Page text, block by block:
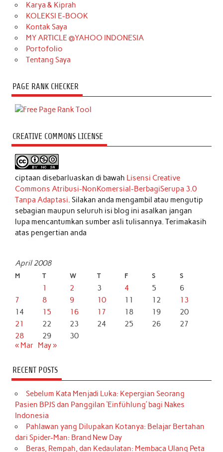
Karya & Kiprah
KOLEKSI E-BOOK
Kontak Saya
MY ARTICLE @YAHOO INDONESIA
Portofolio
Tentang Saya
PAGE RANK CHECKER
CREATIVE COMMONS LICENSE
ciptaan disebarluaskan di bawah Lisensi Creative
Commons Atribusi-NonKomersial-BerbagiSerupa 3.0
Tanpa Adaptasi. Silakan anda mengambil atau mengutip
sebagian maupun seluruh isi blog ini asalkan jangan
lupa mencantumkan sumber asli tulisannya. Terimakasih
atas pengertian anda
April 2008
M T W T F S S
1 2 3 4 5
6
7
8 9 10 11 12
13
14
15 16 17 18 19
20
21
22 23 24 25 26
27
28
29
30
« Mar May »
RECENT POSTS
Sebelum Kata Menjadi Luka: Kepergian Seorang
Pasien BPJS dan Panggilan ‘Einfühlung’ bagi Nakes
Indonesia
Pahlawan yang Dilupakan Kotanya: Belajar Bertahan
dari Spider-Man: Brand New Day
Beras, Rempah, dan Kedaulatan: Membaca Ulang Peta